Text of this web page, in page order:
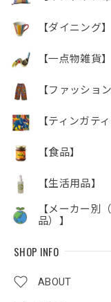
【ダイニング】
【一点物雑貨】
【ファッション
【ティンガティ
【食品】
【生活用品】
【メーカー別
品）】
SHOP INFO
ABOUT